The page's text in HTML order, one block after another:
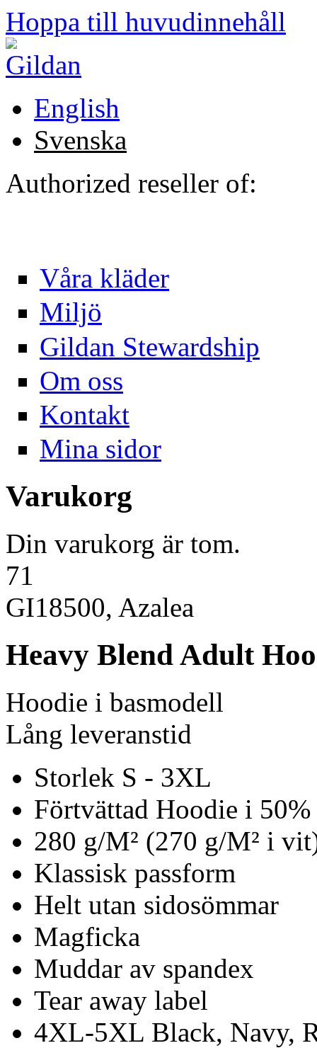
Hoppa till huvudinnehåll
English
Svenska
Authorized reseller of:
Våra kläder
Miljö
Gildan Stewardship
Om oss
Kontakt
Mina sidor
Varukorg
Din varukorg är tom.
71
GI18500, Azalea
Heavy Blend Adult
Hoodie i basmodell
Lång leveranstid
Storlek S - 3XL
Förtvättad Hoodie i
280 g/M² (270 g/M² i
Klassisk passform
Helt utan sidosömmar
Magficka
Muddar av spandex
Tear away label
4XL-5XL Black, Navy,